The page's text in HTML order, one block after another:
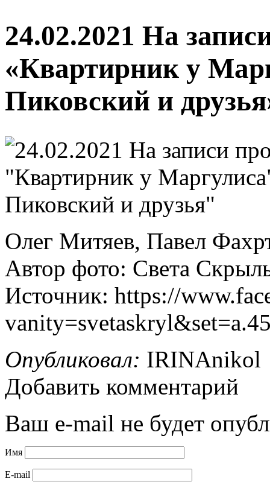
24.02.2021 На
«Квартирник у
Пиковский и
Олег Митяев, Павел
Автор фото: Света
Источник: https://
Опубликовал: IRINAnikol
Добавить комментарий
Ваш e-mail не будет
Имя
E-mail